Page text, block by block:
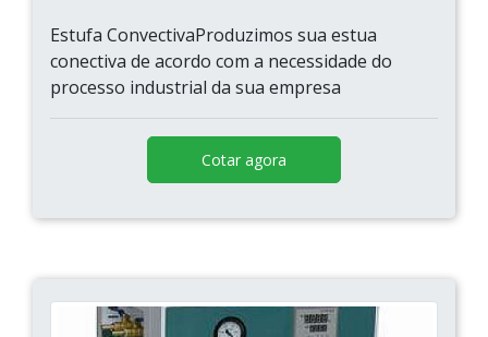
Estufa ConvectivaProduzimos sua estua
conectiva de acordo com a necessidade do
processo industrial da sua empresa
Cotar agora